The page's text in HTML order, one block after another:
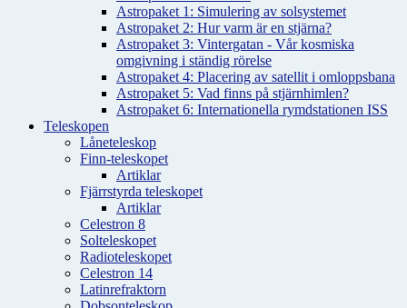
Astropaket 1: Simulering av solsystemet
Astropaket 2: Hur varm är en stjärna?
Astropaket 3: Vintergatan - Vår kosmiska
omgivning i ständig rörelse
Astropaket 4: Placering av satellit i omloppsbana
Astropaket 5: Vad finns på stjärnhimlen?
Astropaket 6: Internationella rymdstationen ISS
Teleskopen
Låneteleskop
Finn-teleskopet
Artiklar
Fjärrstyrda teleskopet
Artiklar
Celestron 8
Solteleskopet
Radioteleskopet
Celestron 14
Latinrefraktorn